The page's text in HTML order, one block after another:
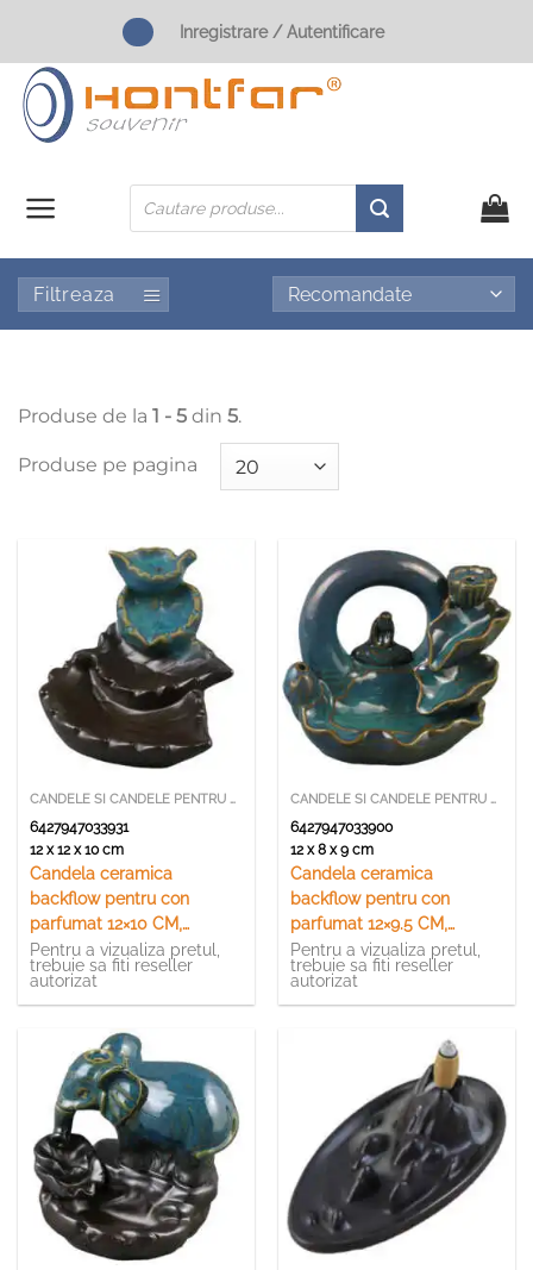
content
Inregistrare / Autentificare
Products
search
Filtreaza
Produse de la 1 - 5 din 5.
Produse pe pagina
CANDELE SI CANDELE PENTRU ULEI PARFUMATE
6427947033931
12 x 12 x 10 cm
Candela ceramica
backflow pentru con
parfumat 12×10 CM,
Backflow, Frunze
Pentru a vizualiza pretul,
trebuie sa fiti reseller
autorizat
CANDELE SI CANDELE PENTRU ULEI PARFUMATE
6427947033900
12 x 8 x 9 cm
Candela ceramica
backflow pentru con
parfumat 12×9.5 CM,
Backflow
Pentru a vizualiza pretul,
trebuie sa fiti reseller
autorizat